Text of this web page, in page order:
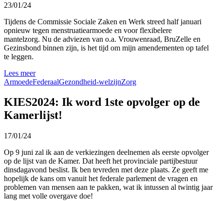
23/01/24
Tijdens de Commissie Sociale Zaken en Werk streed half januari
opnieuw tegen menstruatiearmoede en voor flexibelere
mantelzorg. Nu de adviezen van o.a. Vrouwenraad, BruZelle en
Gezinsbond binnen zijn, is het tijd om mijn amendementen op tafel
te leggen.
Lees meer
ArmoedeFederaalGezondheid-welzijnZorg
KIES2024: Ik word 1ste opvolger op de
Kamerlijst!
17/01/24
Op 9 juni zal ik aan de verkiezingen deelnemen als eerste opvolger
op de lijst van de Kamer. Dat heeft het provinciale partijbestuur
dinsdagavond beslist. Ik ben tevreden met deze plaats. Ze geeft me
hopelijk de kans om vanuit het federale parlement de vragen en
problemen van mensen aan te pakken, wat ik intussen al twintig jaar
lang met volle overgave doe!